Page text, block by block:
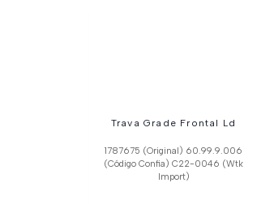
Trava Grade Frontal Ld
1787675 (Original) 60.99.9.006
(Código Confia) C22-0046 (Wtk
Import)